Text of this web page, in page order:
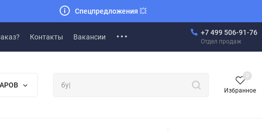
Спецпредложения 💥
Контакты Вакансии
+7 499 506-91-76
Отдел продаж
Избранное
0